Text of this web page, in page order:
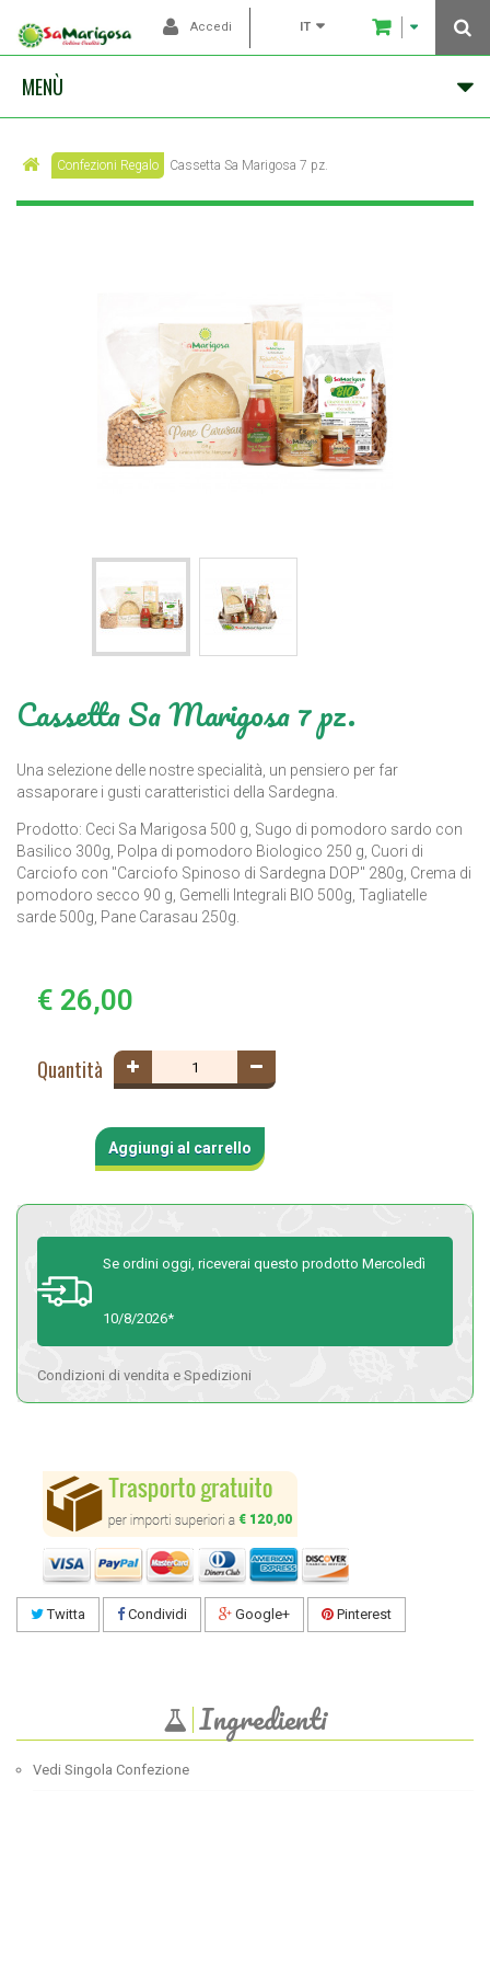
Accedi IT
MENÙ
Confezioni Regalo Cassetta Sa Marigosa 7 pz.
Cassetta Sa Marigosa 7 pz.
Una selezione delle nostre specialità, un pensiero per far
assaporare i gusti caratteristici della Sardegna.
Prodotto: Ceci Sa Marigosa 500 g, Sugo di pomodoro sardo con
Basilico 300g, Polpa di pomodoro Biologico 250 g, Cuori di
Carciofo con "Carciofo Spinoso di Sardegna DOP" 280g, Crema di
pomodoro secco 90 g, Gemelli Integrali BIO 500g, Tagliatelle
sarde 500g, Pane Carasau 250g.
€ 26,00
Quantità
Aggiungi al carrello
Se ordini oggi, riceverai questo prodotto Mercoledì
10/8/2026*
Condizioni di vendita e Spedizioni
Twitta Condividi Google+ Pinterest
Ingredienti
Vedi Singola Confezione